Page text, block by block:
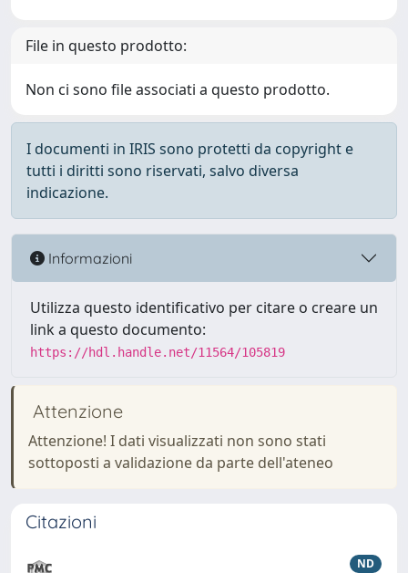
File in questo prodotto:
Non ci sono file associati a questo prodotto.
I documenti in IRIS sono protetti da copyright e
tutti i diritti sono riservati, salvo diversa
indicazione.
Informazioni
Utilizza questo identificativo per citare o creare un
link a questo documento:
https://hdl.handle.net/11564/105819
Attenzione
Attenzione! I dati visualizzati non sono stati
sottoposti a validazione da parte dell'ateneo
Citazioni
ND